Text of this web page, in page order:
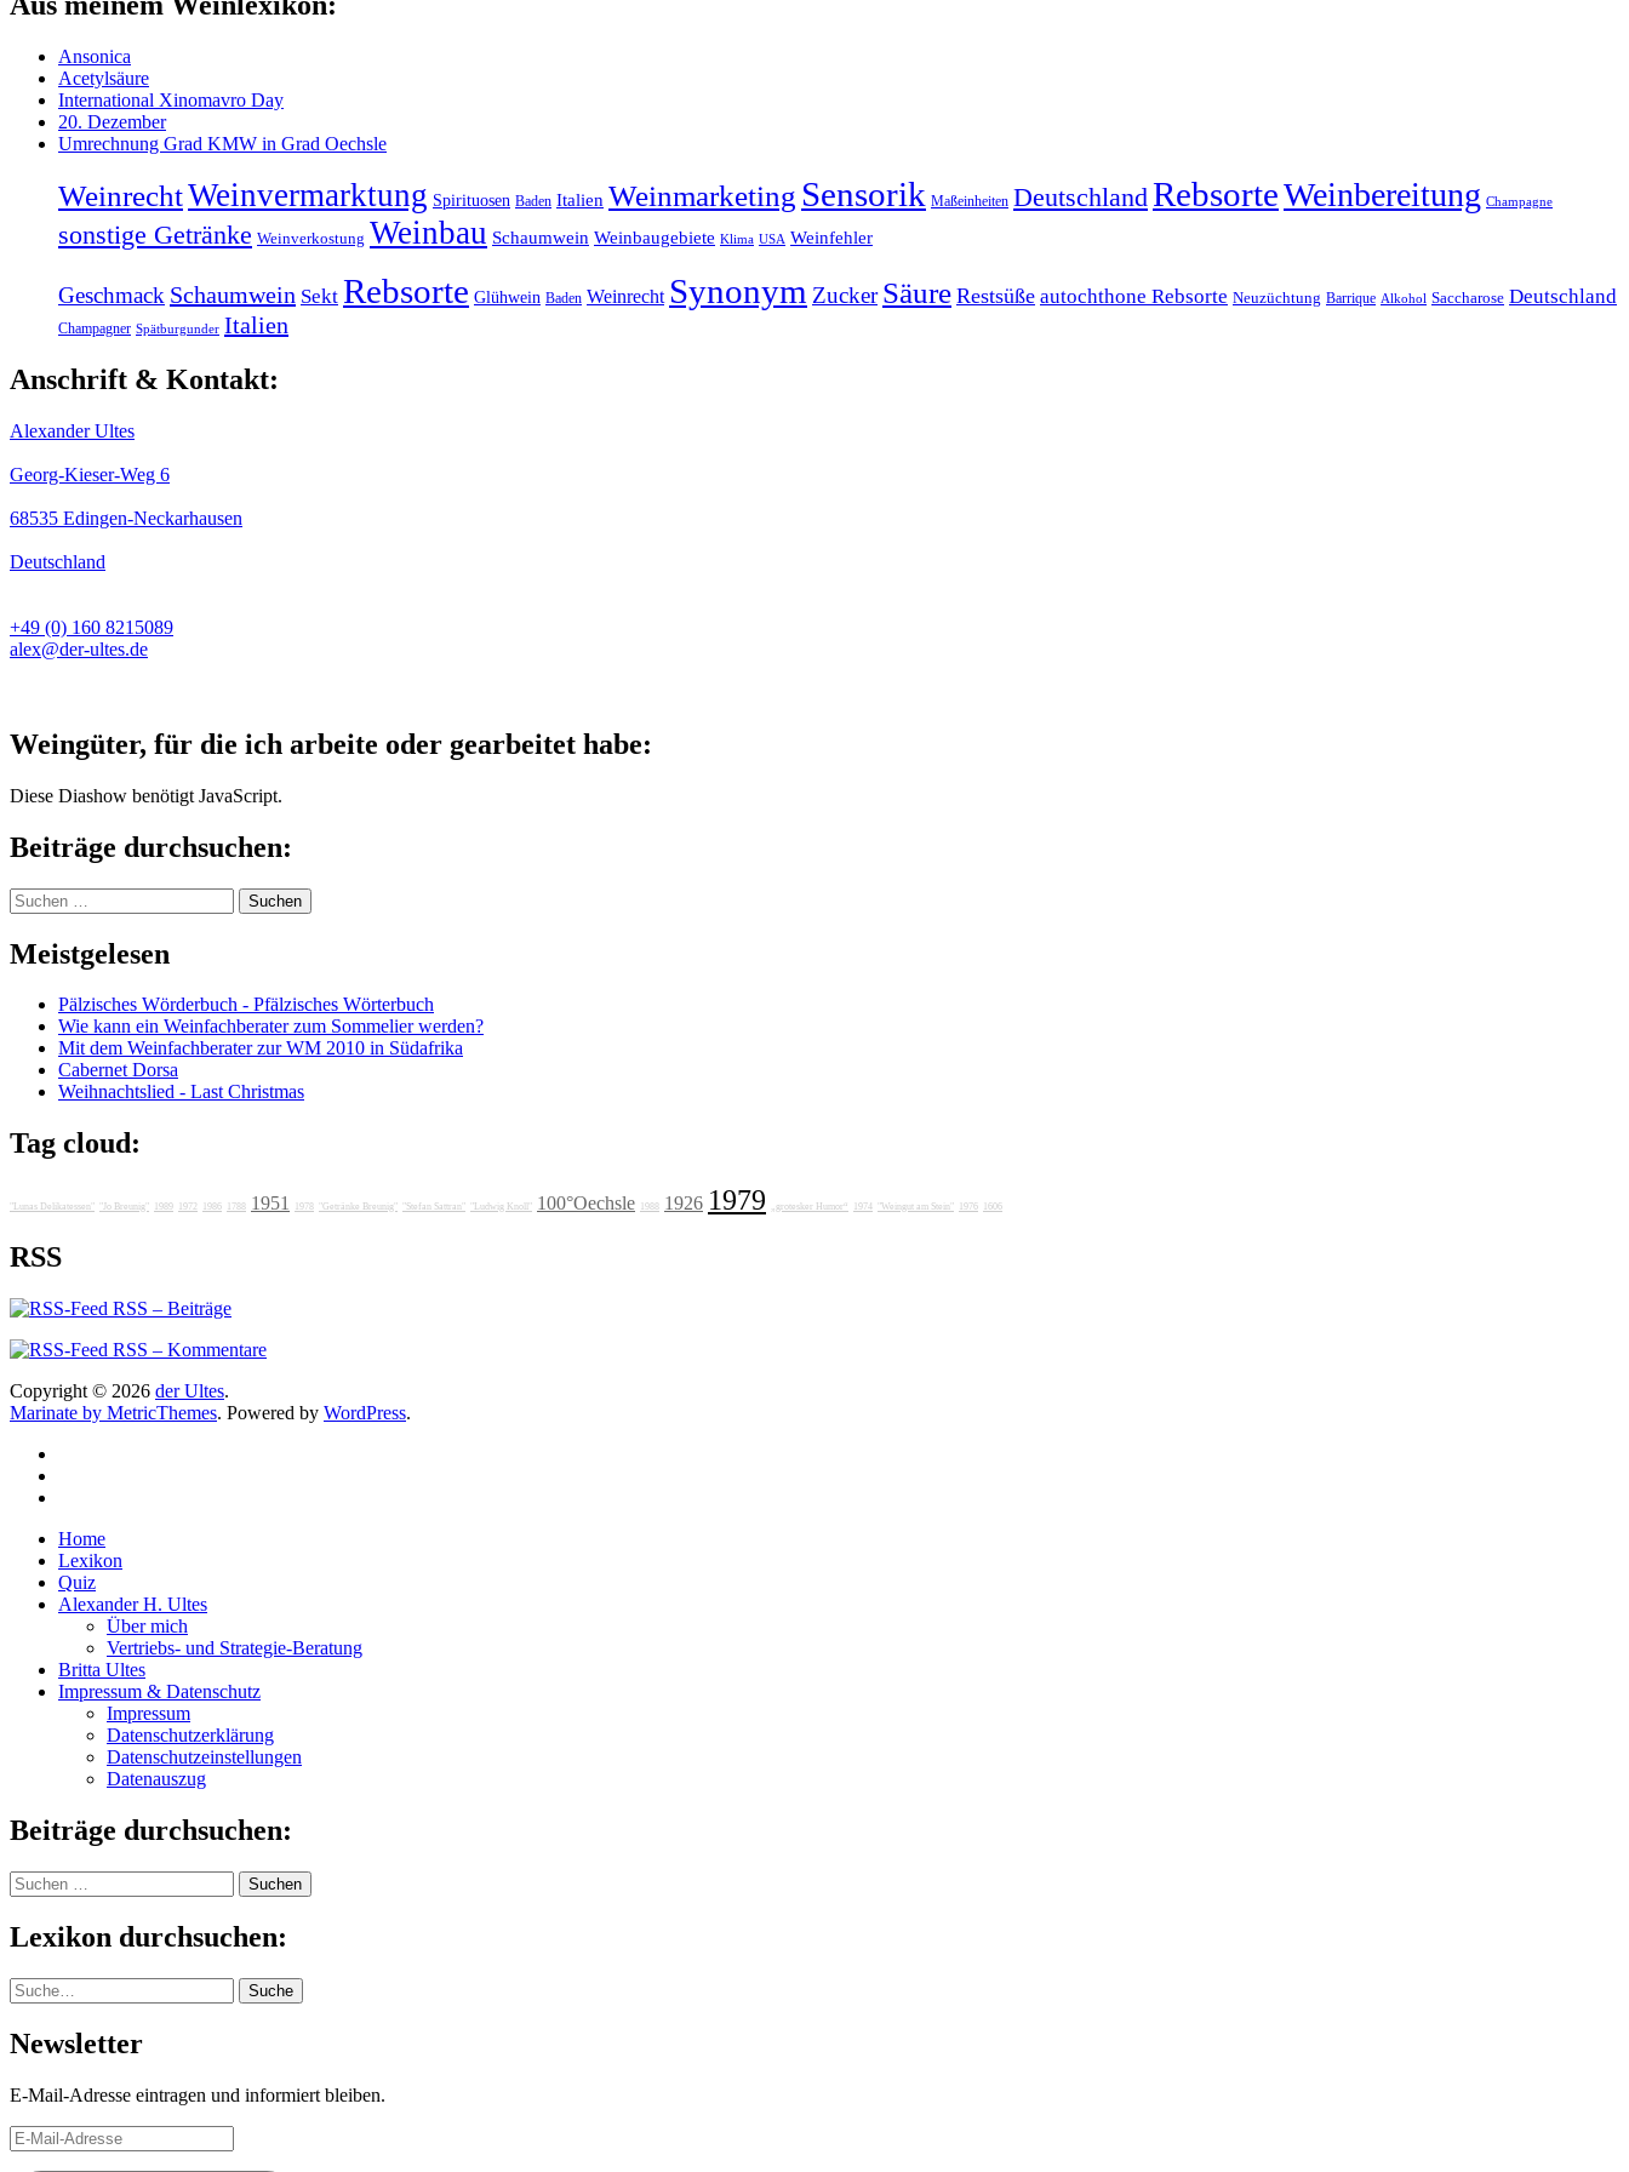
Ansonica
Acetylsäure
International Xinomavro Day
20. Dezember
Umrechnung Grad KMW in Grad Oechsle
WeinrechtWeinvermarktung Spirituosen Baden Italien Weinmarketing Sensorik Maßeinheiten DeutschlandRebsorteWeinbereitung Champagne
sonstige Getränke Weinverkostung Weinbau Schaumwein Weinbaugebiete Klima USA Weinfehler
Geschmack Schaumwein Sekt Rebsorte Glühwein Baden Weinrecht Synonym Zucker Säure Restsüße autochthone Rebsorte Neuzüchtung Barrique Alkohol Saccharose Deutschland
Champagner Spätburgunder Italien
Anschrift & Kontakt:
Alexander Ultes
Georg-Kieser-Weg 6
68535 Edingen-Neckarhausen
Deutschland
+49 (0) 160 8215089
alex@der-ultes.de
Weingüter, für die ich arbeite oder gearbeitet habe:
Diese Diashow benötigt JavaScript.
Beiträge durchsuchen:
Suchen
nach:
Meistgelesen
Pälzisches Wörderbuch - Pfälzisches Wörterbuch
Wie kann ein Weinfachberater zum Sommelier werden?
Mit dem Weinfachberater zur WM 2010 in Südafrika
Cabernet Dorsa
Weihnachtslied - Last Christmas
Tag cloud:
"Lunas Delikatessen" "Jo Breunig" 1989 1972 1986 1788 1951 1978 "Getränke Breunig" "Stefan Sattran" "Ludwig Knoll" 100°Oechsle 1988 1926 1979 „grotesker Humor“ 1974 "Weingut am Stein" 1976 1606
RSS
RSS – Beiträge
RSS – Kommentare
Copyright © 2026 der Ultes.
Marinate by MetricThemes. Powered by WordPress.
Home
Lexikon
Quiz
Alexander H. Ultes
Über mich
Vertriebs- und Strategie-Beratung
Britta Ultes
Impressum & Datenschutz
Impressum
Datenschutzerklärung
Datenschutzeinstellungen
Datenauszug
Beiträge durchsuchen:
Suchen
nach:
Lexikon durchsuchen:
Suche Suche
Newsletter
E-Mail-Adresse eintragen und informiert bleiben.
E-
Mail-